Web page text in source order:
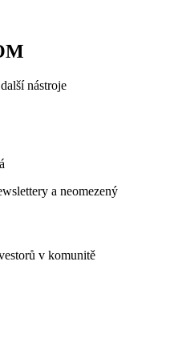
nástroje
a neomezený
v komunitě